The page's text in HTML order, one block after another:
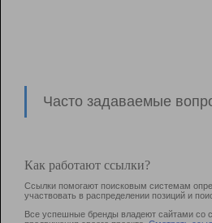
Часто задаваемые
Как работают ссылки?
Ссылки помогают поисковым системам
участвовать в раcпределении позиций и
Все успешные бренды владеют сайтами со